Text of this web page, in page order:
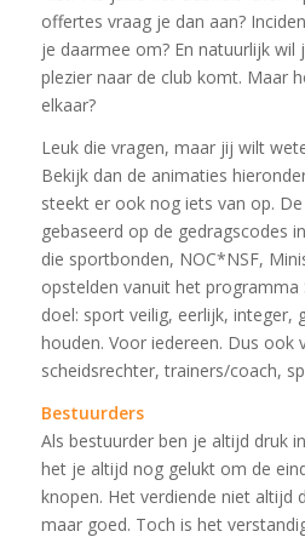
offertes vraag je dan aan?
je daarmee om? En natuurlijk wil
plezier naar de club komt. Maar
elkaar?
Leuk die vragen, maar jij wilt
Bekijk dan de animaties
steekt er ook nog iets van op.
gebaseerd op de gedragscodes
die sportbonden, NOC*NSF,
opstelden vanuit het
doel: sport veilig, eerlijk, integer,
houden. Voor iedereen. Dus ook
scheidsrechter, trainers/coach,
Bestuurders
Als bestuurder ben je altijd druk
het je altijd nog gelukt om de
knopen. Het verdiende niet altijd
maar goed. Toch is het